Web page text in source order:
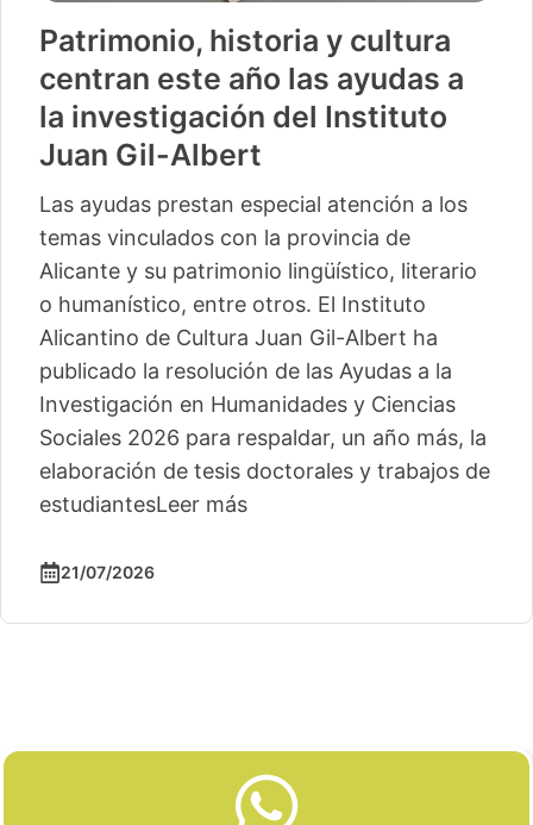
Patrimonio, historia y cultura
centran este año las ayudas a
la investigación del Instituto
Juan Gil-Albert
Las ayudas prestan especial atención a los
temas vinculados con la provincia de
Alicante y su patrimonio lingüístico, literario
o humanístico, entre otros. El Instituto
Alicantino de Cultura Juan Gil-Albert ha
publicado la resolución de las Ayudas a la
Investigación en Humanidades y Ciencias
Sociales 2026 para respaldar, un año más, la
elaboración de tesis doctorales y trabajos de
estudiantesLeer más
21/07/2026